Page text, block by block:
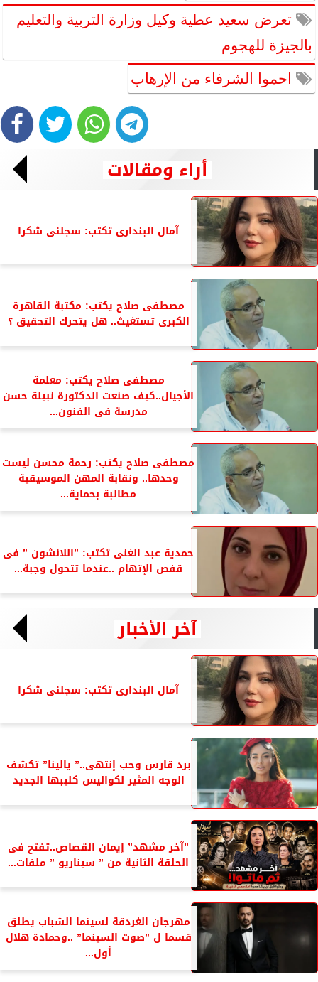
تعرض سعيد عطية وكيل وزارة التربية والتعليم
بالجيزة للهجوم
احموا الشرفاء من الإرهاب
أراء ومقالات
آمال البندارى تكتب: سجلنى شكرا
مصطفى صلاح يكتب: مكتبة القاهرة
الكبرى تستغيث.. هل يتحرك التحقيق ؟
مصطفى صلاح يكتب: معلمة
الأجيال..كيف صنعت الدكتورة نبيلة حسن
مدرسة فى الفنون...
مصطفى صلاح يكتب: رحمة محسن ليست
وحدها.. ونقابة المهن الموسيقية
مطالبة بحماية...
حمدية عبد الغنى تكتب: ”اللانشون ” فى
قفص الإتهام ..عندما تتحول وجبة...
آخر الأخبار
آمال البندارى تكتب: سجلنى شكرا
برد قارس وحب إنتهى..” يالينا” تكشف
الوجه المثير لكواليس كليبها الجديد
”آخر مشهد” إيمان القصاص..تفتح فى
الحلقة الثانية من ” سيناريو ” ملفات...
مهرجان الغردقة لسينما الشباب يطلق
قسما ل ”صوت السينما” ..وحمادة هلال
أول...